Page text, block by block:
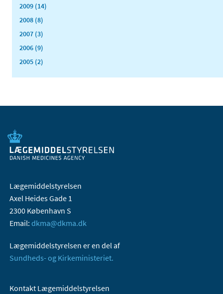
2009 (14)
2008 (8)
2007 (3)
2006 (9)
2005 (2)
Lægemiddelstyrelsen
Axel Heides Gade 1
2300 København S
Email: dkma@dkma.dk
Lægemiddelstyrelsen er en del af
Sundheds- og Kirkeministeriet.
Kontakt Lægemiddelstyrelsen